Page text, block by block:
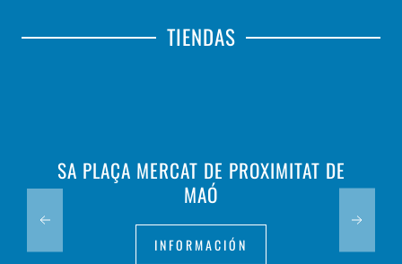
TIENDAS
SA PLAÇA MERCAT DE PROXIMITAT DE
MAÓ
INFORMACIÓN